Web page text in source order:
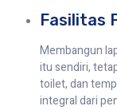
Fasilitas
Membangun
itu sendiri,
toilet, dan
integral dari